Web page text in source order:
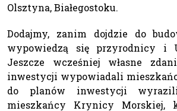
Olsztyna, Białegostoku.
Dodajmy, zanim dojdzie do
wypowiedzą się przyrodnicy i
Jeszcze wcześniej własne
inwestycji wypowiadali
do planów inwestycji wyrazili
mieszkańcy Krynicy Morskiej,